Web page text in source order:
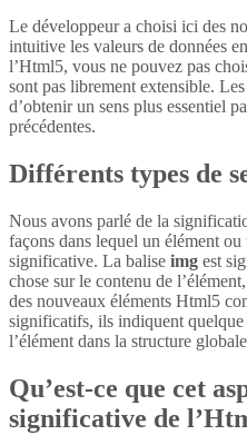
Le développeur a choisi ici des
intuitive les valeurs de données
l’Html5, vous ne pouvez pas
sont pas librement extensible.
d’obtenir un sens plus essentiel
précédentes.
Différents types de
Nous avons parlé de la
façons dans lequel un élément
significative. La balise img est
chose sur le contenu de
des nouveaux éléments Html5
significatifs, ils indiquent
l’élément dans la structure
Qu’est-ce que cet
significative de